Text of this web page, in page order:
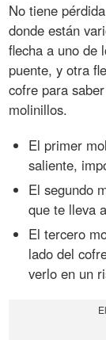
No tiene
donde están
flecha a uno de
puente, y otra
cofre para
molinillos.
El primer
saliente,
El segundo
que te lleva
El tercero
lado del
verlo en un